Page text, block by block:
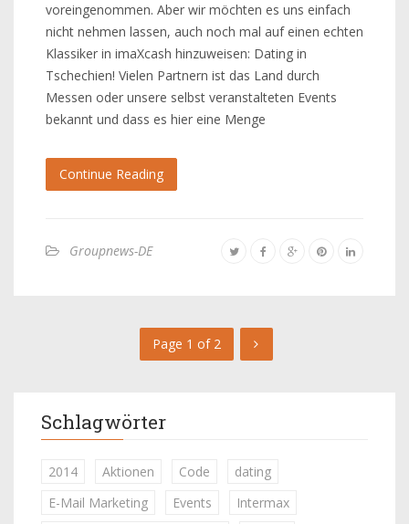
voreingenommen. Aber wir möchten es uns einfach
nicht nehmen lassen, auch noch mal auf einen echten
Klassiker in imaXcash hinzuweisen: Dating in
Tschechien! Vielen Partnern ist das Land durch
Messen oder unsere selbst veranstalteten Events
bekannt und dass es hier eine Menge
Continue Reading
Groupnews-DE
Page 1 of 2
Schlagwörter
2014 Aktionen Code
dating
E-Mail Marketing
Events
Intermax